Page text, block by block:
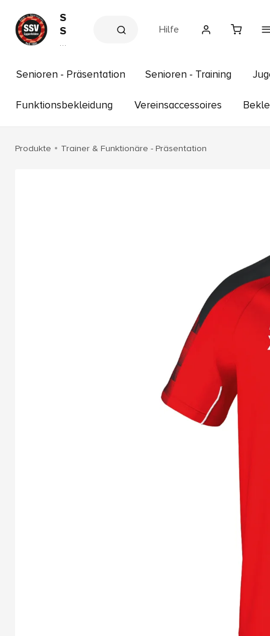
S
S
V
n
l
e
s
Hilfe
Senioren - Präsentation Senioren - Training
Funktionsbekleidung Vereinsaccessoires
Produkte Trainer & Funktionäre - Präsentation